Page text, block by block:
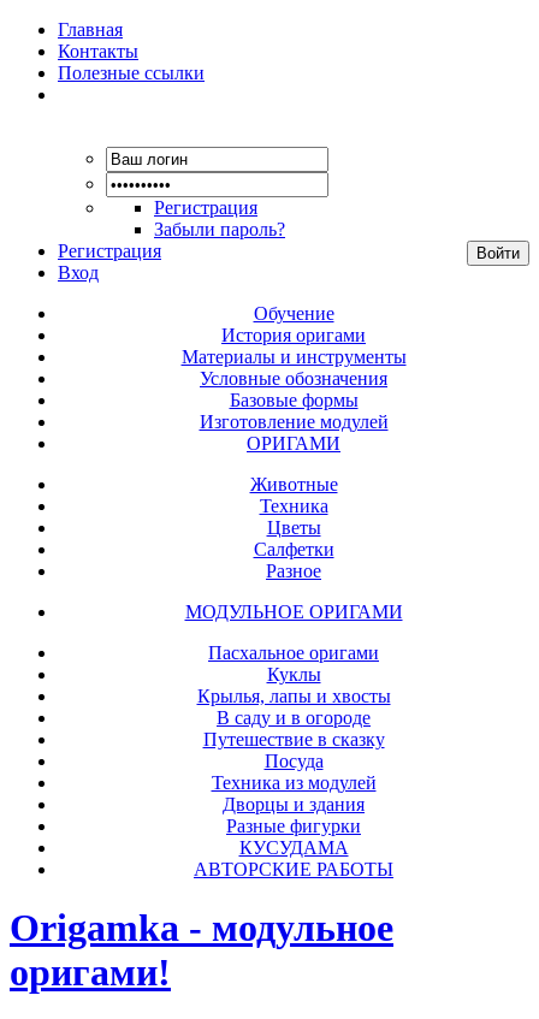
Главная
Контакты
Полезные ссылки
Регистрация
Забыли пароль?
Регистрация
Вход
Обучение
История оригами
Материалы и инструменты
Условные обозначения
Базовые формы
Изготовление модулей
ОРИГАМИ
Животные
Техника
Цветы
Салфетки
Разное
МОДУЛЬНОЕ ОРИГАМИ
Пасхальное оригами
Куклы
Крылья, лапы и хвосты
В саду и в огороде
Путешествие в сказку
Посуда
Техника из модулей
Дворцы и здания
Разные фигурки
КУСУДАМА
АВТОРСКИЕ РАБОТЫ
Origamka - модульное
оригами!